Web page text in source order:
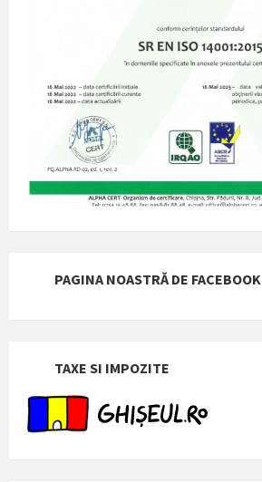
PAGINA NOASTRĂ DE FACEBOOK
TAXE SI IMPOZITE